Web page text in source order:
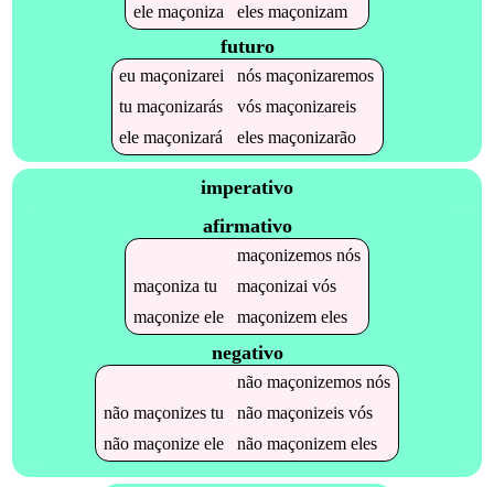
ele maçoniza eles maçonizam
futuro
eumaçonizarei nósmaçonizaremos
tumaçonizarás vósmaçonizareis
elemaçonizará elesmaçonizarão
imperativo
afirmativo
maçonizemosnós
maçoniza tu maçonizai vós
maçonizeele maçonizemeles
negativo
não maçonizemosnós
não maçonizestu não maçonizeisvós
não maçonizeele não maçonizemeles